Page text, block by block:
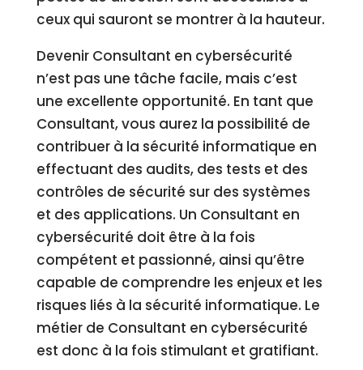
ceux qui sauront se montrer à la hauteur.
Devenir Consultant en cybersécurité
n’est pas une tâche facile, mais c’est
une excellente opportunité. En tant que
Consultant, vous aurez la possibilité de
contribuer à la sécurité informatique en
effectuant des audits, des tests et des
contrôles de sécurité sur des systèmes
et des applications. Un Consultant en
cybersécurité doit être à la fois
compétent et passionné, ainsi qu’être
capable de comprendre les enjeux et les
risques liés à la sécurité informatique. Le
métier de Consultant en cybersécurité
est donc à la fois stimulant et gratifiant.